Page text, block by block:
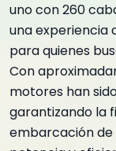
uno con 260
una experiencia
para quienes
Con
motores han
garantizando la
embarcación de